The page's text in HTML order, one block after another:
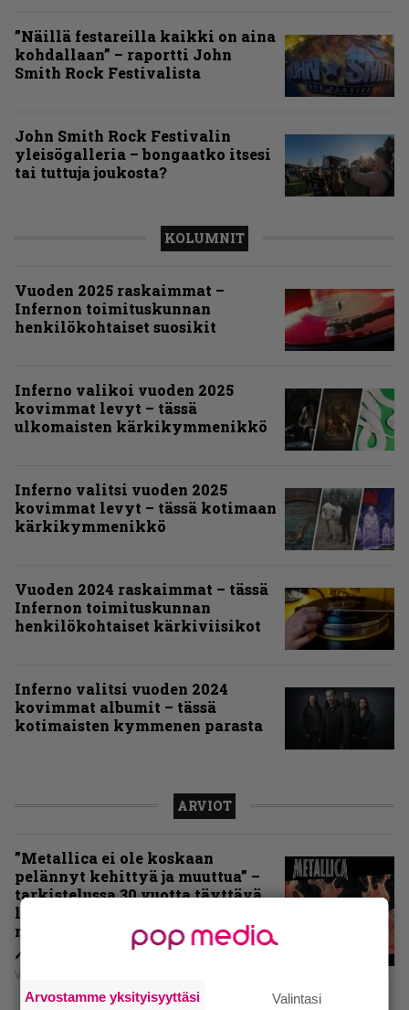
”Näillä festareilla kaikki on aina
kohdallaan” – raportti John
Smith Rock Festivalista
John Smith Rock Festivalin
yleisögalleria – bongaatko itsesi
tai tuttuja joukosta?
KOLUMNIT
Vuoden 2025 raskaimmat –
Infernon toimituskunnan
henkilökohtaiset suosikit
Inferno valikoi vuoden 2025
kovimmat levyt – tässä
ulkomaisten kärkikymmenikkö
Inferno valitsi vuoden 2025
kovimmat levyt – tässä kotimaan
kärkikymmenikkö
Vuoden 2024 raskaimmat – tässä
Infernon toimituskunnan
henkilökohtaiset kärkiviisikot
Inferno valitsi vuoden 2024
kovimmat albumit – tässä
kotimaisten kymmenen parasta
ARVIOT
”Metallica ei ole koskaan
pelännyt kehittyä ja muuttua” –
tarkistelussa 30 vuotta täyttävä
levy, joka jakaa fanien
mielipiteet
Vesa Siltanen
Arvostamme yksityisyyttäsi
Valintasi